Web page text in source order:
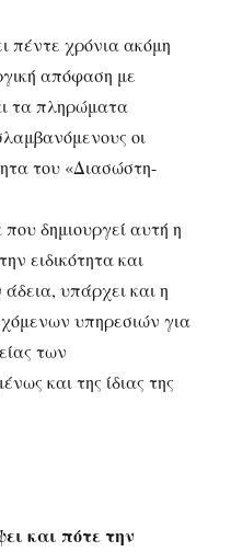
πέντε χρόνια ακόμη
απόφαση με
τα πληρώματα
οι
του «Διασώστη-
δημιουργεί αυτή η
ειδικότητα και
υπάρχει και η
υπηρεσιών για
των
και της ίδιας της
και πότε την